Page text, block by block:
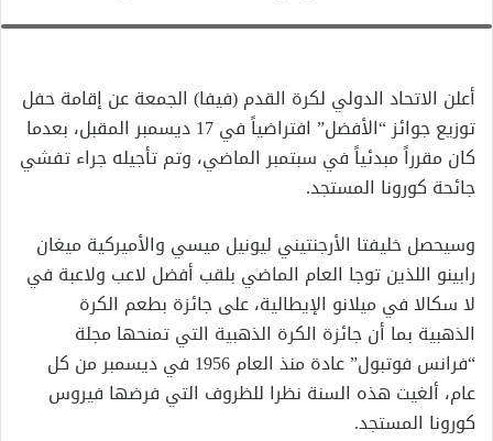
أعلن الاتحاد الدولي لكرة القدم (فيفا) الجمعة عن إقامة حفل
توزيع جوائز “الأفضل” افتراضياً في 17 ديسمبر المقبل، بعدما
كان مقرراً مبدئياً في سبتمبر الماضي، وتم تأجيله جراء تفشي
جائحة كورونا المستجد.
وسيحصل خليفتا الأرجنتيني ليونيل ميسي والأميركية ميغان
رابينو اللذين توجا العام الماضي بلقب أفضل لاعب ولاعبة في
لا سكالا في ميلانو الإيطالية، على جائزة بطعم الكرة
الذهبية بما أن جائزة الكرة الذهبية التي تمنحها مجلة
“فرانس فوتبول” عادة منذ العام 1956 في ديسمبر من كل
عام، ألغيت هذه السنة نظرا للظروف التي فرضها فيروس
كورونا المستجد.